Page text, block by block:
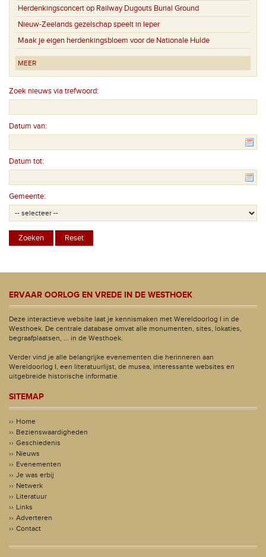
Herdenkingsconcert op Railway Dugouts Burial Ground
Nieuw-Zeelands gezelschap speelt in Ieper
Maak je eigen herdenkingsbloem voor de Nationale Hulde
MEER
Zoek nieuws via trefwoord:
Datum van:
Datum tot:
Gemeente:
ERVAAR OORLOG EN VREDE IN DE WESTHOEK
Deze interactieve website laat je kennismaken met Wereldoorlog I in de
Westhoek. De centrale database omvat alle monumenten, sites, lokaties,
begraafplaatsen, ... in de Westhoek.
Verder vind je alle belangrijke evenementen die herinneren aan
Wereldoorlog I, een literatuurlijst, de musea, interessante websites en
uitgebreide historische informatie.
SITEMAP
Home
Bezienswaardigheden
Geschiedenis
Nieuws
Evenementen
Je was erbij
Netwerk
Literatuur
Links
Adverteren
Contact